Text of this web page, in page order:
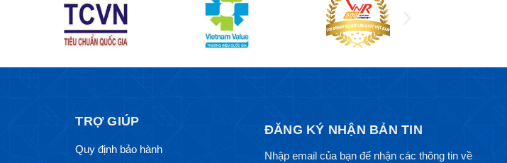
TRỢ GIÚP
Quy định bảo hành
ĐĂNG KÝ NHẬN BẢN TIN
Nhập email của bạn để nhận các thông tin về